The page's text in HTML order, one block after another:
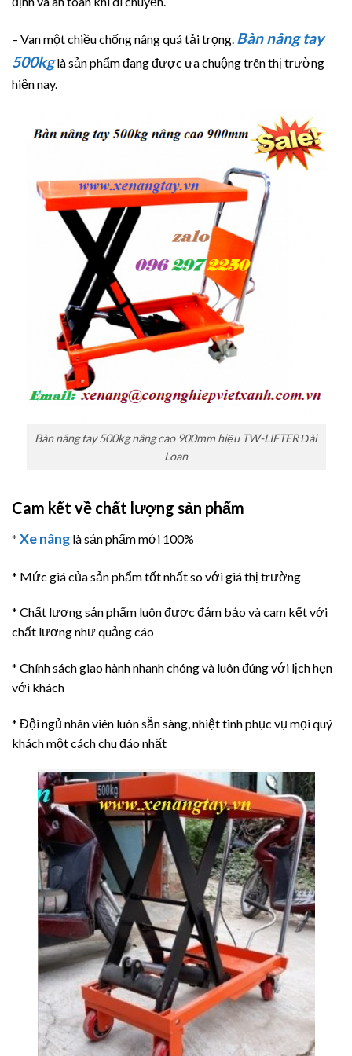
– Van một chiều chống nâng quá tải trọng. Bàn nâng tay
500kg là sản phẩm đang được ưa chuộng trên thị trường
hiện nay.
Bàn nâng tay 500kg nâng cao 900mm hiệu TW-LIFTER Đài
Loan
Cam kết về chất lượng sản phẩm
* Xe nâng là sản phẩm mới 100%
* Mức giá của sản phẩm tốt nhất so với giá thị trường
* Chất lượng sản phẩm luôn được đảm bảo và cam kết với
chất lương như quảng cáo
* Chính sách giao hành nhanh chóng và luôn đúng với lịch hẹn
với khách
* Đội ngủ nhân viên luôn sẵn sàng, nhiệt tình phục vụ mọi quý
khách một cách chu đáo nhất